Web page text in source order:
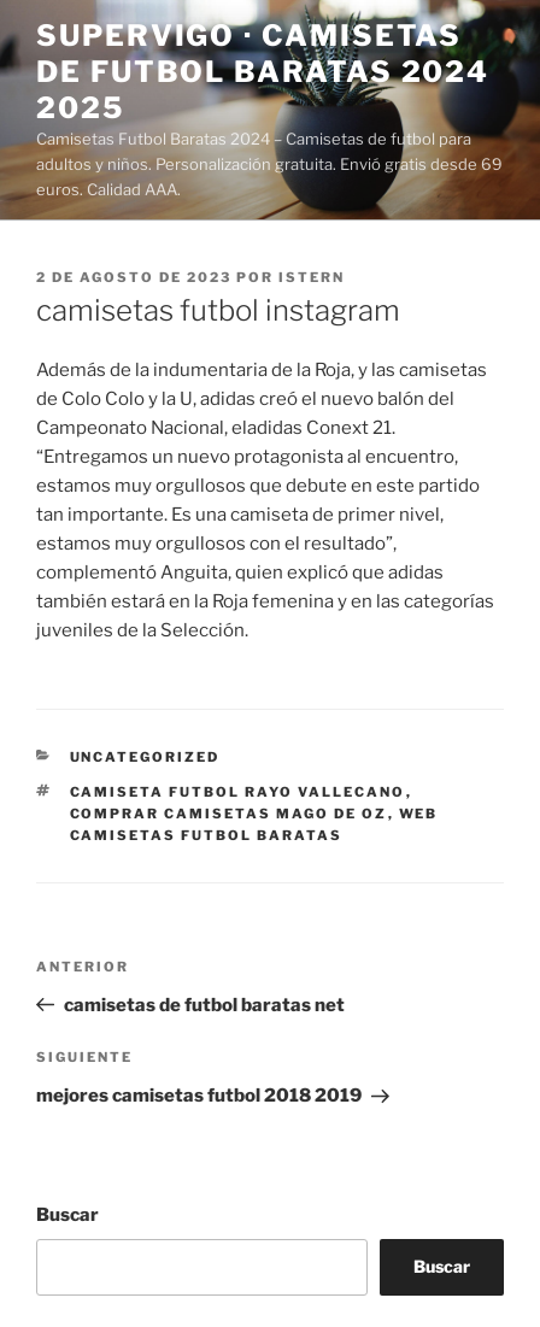
al
contenido
SUPERVIGO · CAMISETAS
DE FUTBOL BARATAS 2024
2025
Camisetas Futbol Baratas 2024 – Camisetas de futbol para
adultos y niños. Personalización gratuita. Envió gratis desde 69
euros. Calidad AAA.
PUBLICADO
2 DE AGOSTO DE 2023 POR ISTERN
camisetas futbol instagram
Además de la indumentaria de la Roja, y las camisetas
de Colo Colo y la U, adidas creó el nuevo balón del
Campeonato Nacional, eladidas Conext 21.
“Entregamos un nuevo protagonista al encuentro,
estamos muy orgullosos que debute en este partido
tan importante. Es una camiseta de primer nivel,
estamos muy orgullosos con el resultado”,
complementó Anguita, quien explicó que adidas
también estará en la Roja femenina y en las categorías
juveniles de la Selección.
CATEGORÍAS
UNCATEGORIZED
ETIQUETAS
CAMISETA FUTBOL RAYO VALLECANO ,
COMPRAR CAMISETAS MAGO DE OZ , WEB
CAMISETAS FUTBOL BARATAS
entradas
Entrada
anterior:
ANTERIOR
camisetas de futbol baratas net
Siguiente
entrada
SIGUIENTE
mejores camisetas futbol 2018 2019
Buscar
Buscar